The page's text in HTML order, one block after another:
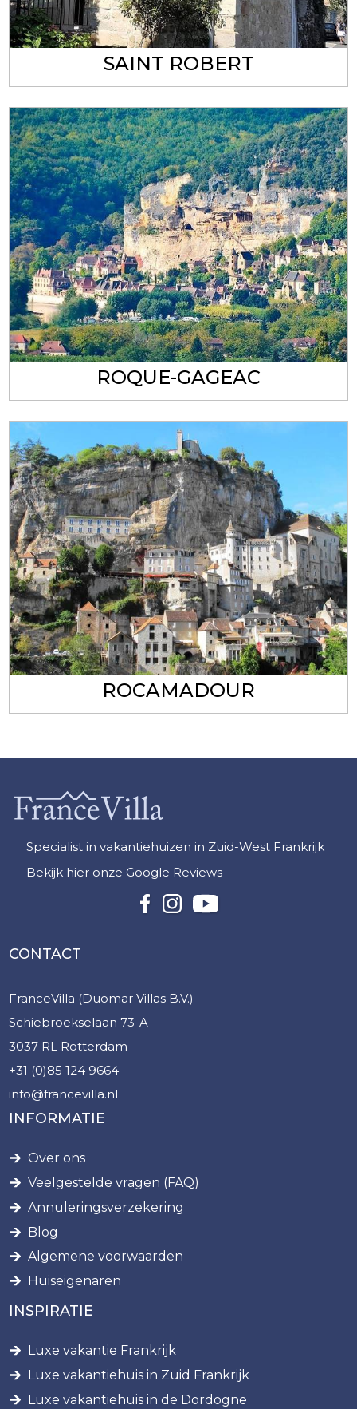
SAINT ROBERT
ROQUE-GAGEAC
ROCAMADOUR
Specialist in vakantiehuizen in Zuid-West Frankrijk
Bekijk hier onze Google Reviews
CONTACT
FranceVilla (Duomar Villas B.V.)
Schiebroekselaan 73-A
3037 RL Rotterdam
+31 (0)85 124 9664
info@francevilla.nl
INFORMATIE
Over ons
Veelgestelde vragen (FAQ)
Annuleringsverzekering
Blog
Algemene voorwaarden
Huiseigenaren
INSPIRATIE
Luxe vakantie Frankrijk
Luxe vakantiehuis in Zuid Frankrijk
Luxe vakantiehuis in de Dordogne